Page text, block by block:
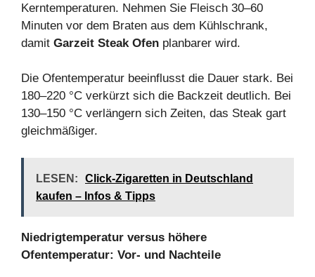
Kerntemperaturen. Nehmen Sie Fleisch 30–60
Minuten vor dem Braten aus dem Kühlschrank,
damit Garzeit Steak Ofen planbarer wird.
Die Ofentemperatur beeinflusst die Dauer stark. Bei
180–220 °C verkürzt sich die Backzeit deutlich. Bei
130–150 °C verlängern sich Zeiten, das Steak gart
gleichmäßiger.
LESEN:
Click-Zigaretten in Deutschland
kaufen – Infos & Tipps
Niedrigtemperatur versus höhere
Ofentemperatur: Vor‑ und Nachteile